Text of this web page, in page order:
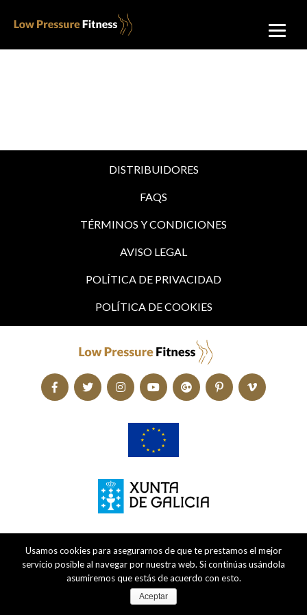
DISTRIBUIDORES
FAQS
TÉRMINOS Y CONDICIONES
AVISO LEGAL
POLÍTICA DE PRIVACIDAD
POLÍTICA DE COOKIES
Usamos cookies para asegurarnos de que te prestamos el mejor
servicio posible al navegar por nuestra web. Si continúas usándola
asumiremos que estás de acuerdo con esto.
Aceptar